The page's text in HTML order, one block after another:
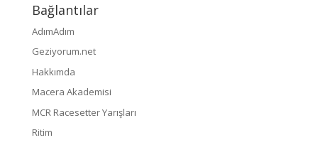
Bağlantılar
AdımAdım
Geziyorum.net
Hakkımda
Macera Akademisi
MCR Racesetter Yarışları
Ritim